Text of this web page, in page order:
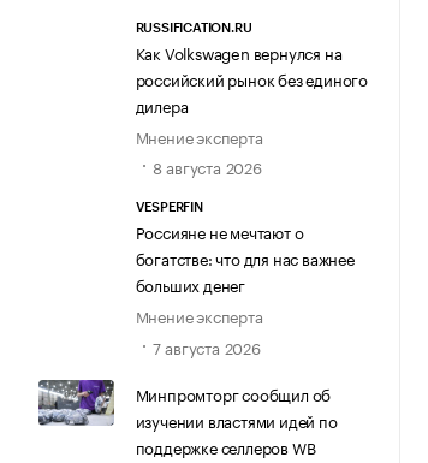
RUSSIFICATION.RU
Как Volkswagen вернулся на
российский рынок без единого
дилера
Мнение эксперта
8 августа 2026
VESPERFIN
Россияне не мечтают о
богатстве: что для нас важнее
больших денег
Мнение эксперта
7 августа 2026
Минпромторг сообщил об
изучении властями идей по
поддержке селлеров WB